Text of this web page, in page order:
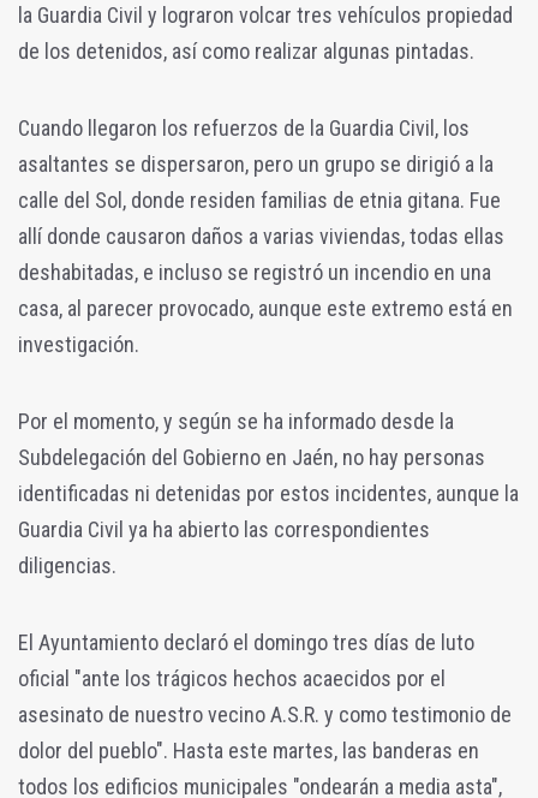
la Guardia Civil y lograron volcar tres vehículos propiedad
de los detenidos, así como realizar algunas pintadas.
Cuando llegaron los refuerzos de la Guardia Civil, los
asaltantes se dispersaron, pero un grupo se dirigió a la
calle del Sol, donde residen familias de etnia gitana. Fue
allí donde causaron daños a varias viviendas, todas ellas
deshabitadas, e incluso se registró un incendio en una
casa, al parecer provocado, aunque este extremo está en
investigación.
Por el momento, y según se ha informado desde la
Subdelegación del Gobierno en Jaén, no hay personas
identificadas ni detenidas por estos incidentes, aunque la
Guardia Civil ya ha abierto las correspondientes
diligencias.
El Ayuntamiento declaró el domingo tres días de luto
oficial "ante los trágicos hechos acaecidos por el
asesinato de nuestro vecino A.S.R. y como testimonio de
dolor del pueblo". Hasta este martes, las banderas en
todos los edificios municipales "ondearán a media asta",